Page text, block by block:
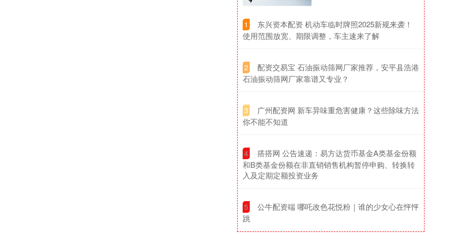
1
​东兴资本配资 机动车临时牌照2025新规来袭！
使用范围放宽、期限调整，车主速来了解
2
​配资交易宝 石油振动筛网厂家推荐，安平县浩港
石油振动筛网厂家靠谱又专业？
3
​广州配资网 新车异味重危害健康？这些除味方法
你不能不知道
4
​搭搭网 公告速递：易方达货币基金A类基金份额
和B类基金份额在非直销销售机构暂停申购、转换转
入及定期定额投资业务
5
​公牛配资端 哪吒改色花悦粉｜谁的少女心在怦怦
跳